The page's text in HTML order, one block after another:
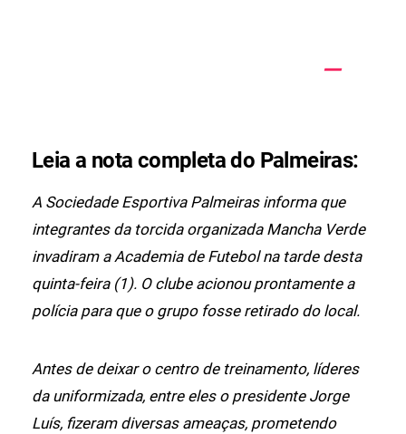
Leia a nota completa do Palmeiras:
A Sociedade Esportiva Palmeiras informa que
integrantes da torcida organizada Mancha Verde
invadiram a Academia de Futebol na tarde desta
quinta-feira (1). O clube acionou prontamente a
polícia para que o grupo fosse retirado do local.
Antes de deixar o centro de treinamento, líderes
da uniformizada, entre eles o presidente Jorge
Luís, fizeram diversas ameaças, prometendo